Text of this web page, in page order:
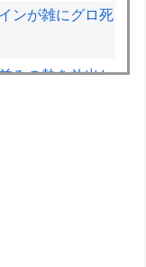
ンが雑にグロ死
みの熱を放出し